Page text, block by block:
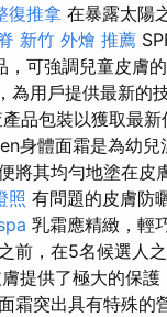
復推拿 在暴露太陽
新竹 外燴 推薦
可強調兒童皮膚
用戶提供最新的
品包裝以獲取最新
身體面霜是為幼
將其均勻地塗在皮
照 有問題的皮膚防
乳霜應精緻，輕
前，在5名候選人
提供了極大的保
霜突出具有特殊的